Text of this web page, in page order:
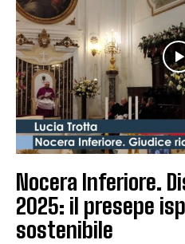
Nocera Inferiore.
2025: il presepe
sostenibile